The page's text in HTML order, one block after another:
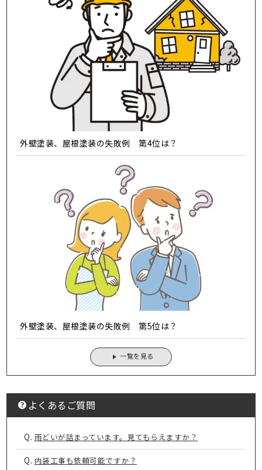
外壁塗装、屋根塗装の失敗例 第4位は？
外壁塗装、屋根塗装の失敗例 第5位は？
一覧を見る
よくあるご質問
Q. 雨どいが詰まっています。見てもらえますか？
Q. 内装工事も依頼可能ですか？